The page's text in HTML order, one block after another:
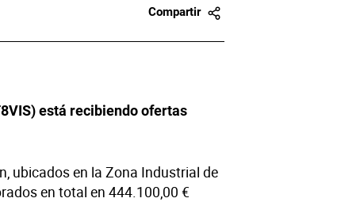
Compartir
está recibiendo ofertas
ubicados en la Zona Industrial de
en total en 444.100,00 €